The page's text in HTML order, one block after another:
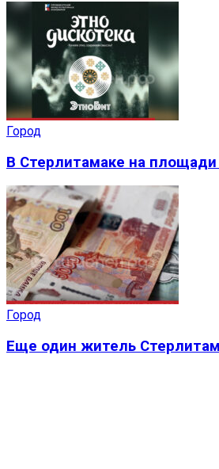
Город
В Стерлитамаке на
Город
Еще один житель